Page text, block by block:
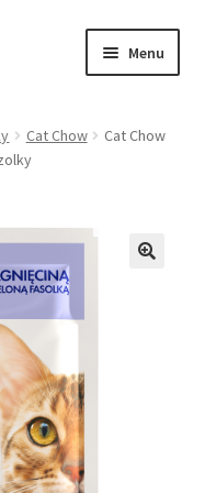
Menu
Cat Chow
Cat Chow